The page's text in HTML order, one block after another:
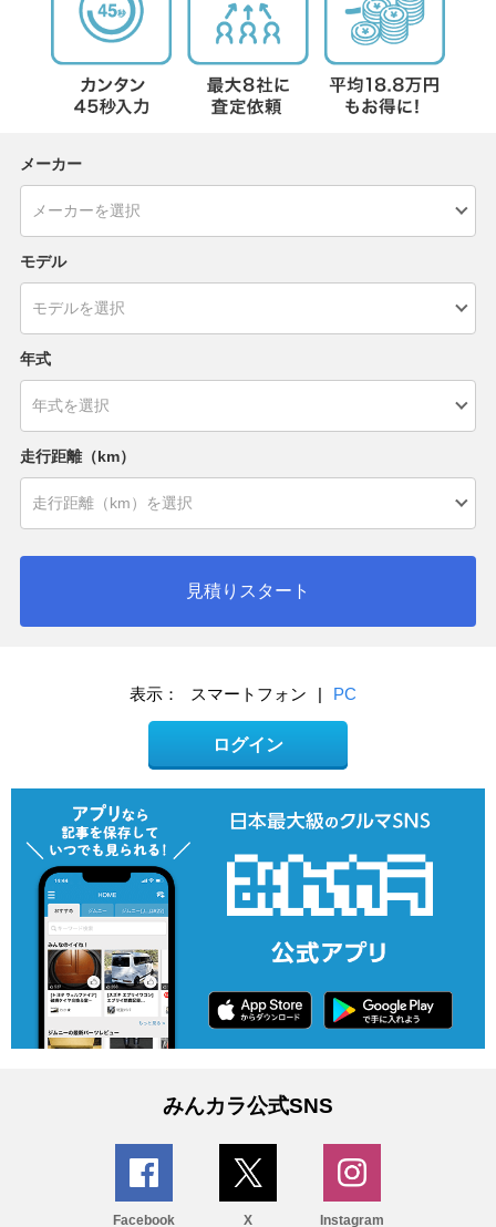
メーカー
モデル
年式
走行距離（km）
見積りスタート
表示： スマートフォン | PC
ログイン
みんカラ公式SNS
Facebook X Instagram